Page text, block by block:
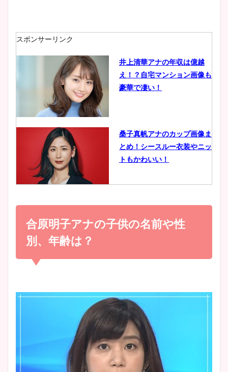
肉も凄い！
鈴木唯の太ってた時の体重が
ヤバすぎww原因や痩せたダ
豊島実季アナのカップ画像ま
とめ！美脚や水着姿に年齢も
宇賀神メグアナのニット画像
池谷実悠アナのメガネ画像が
かわいい！カップや水着姿も
まとめた！
スポンサーリンク
井上清華アナの年収は億越
え！？自宅マンション画像も
豪華で凄い！
桑子真帆アナのカップ画像ま
とめ！シースルー衣装やニッ
トもかわいい！
小室瑛莉子のカップ画像まと
め！足が美脚でニット衣装も
かわいい！
像！身長やカップ、同期や
wikiプロフもチェック！
大家彩香アナのかわいいカッ
プ画像まとめ！同期や実家に
合原明子アナの子供の名前や性
別、年齢は？